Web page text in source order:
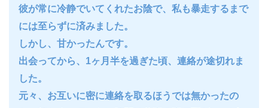
彼が常に冷静でいてくれたお陰で、私も暴走するまで
には至らずに済みました。
しかし、甘かったんです。
出会ってから、1ヶ月半を過ぎた頃、連絡が途切れま
した。
元々、お互いに密に連絡を取るほうでは無かったの